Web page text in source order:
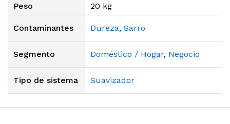
Peso 20 kg
Contaminantes Dureza, Sarro
Segmento Doméstico / Hogar, Negocio
Tipo de sistema Suavizador